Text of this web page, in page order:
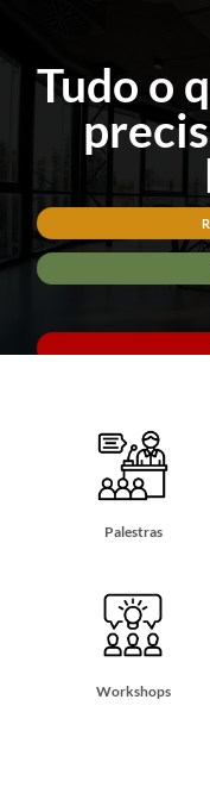
contentTudo o
Palestras
Workshops